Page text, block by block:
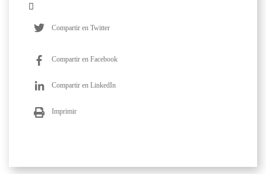
Compartir en Twitter
Compartir en Facebook
Compartir en LinkedIn
Imprimir